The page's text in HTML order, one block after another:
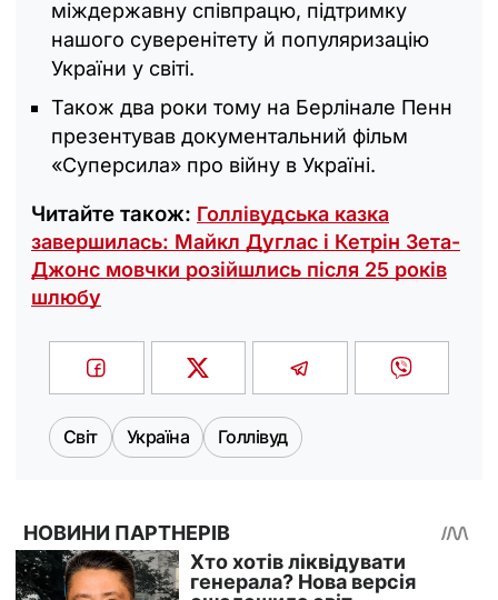
міждержавну співпрацю, підтримку
нашого суверенітету й популяризацію
України у світі.
Також два роки тому на Берлінале Пенн
презентував документальний фільм
«Суперсила» про війну в Україні.
Читайте також: Голлівудська казка
завершилась: Майкл Дуглас і Кетрін Зета-
Джонс мовчки розійшлись після 25 років
шлюбу
Світ Україна Голлівуд